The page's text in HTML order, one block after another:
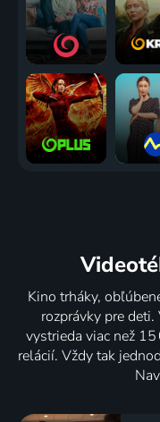
Kino trháky,
rozprávky pre
vystrieda viac než
relácií. Vždy tak